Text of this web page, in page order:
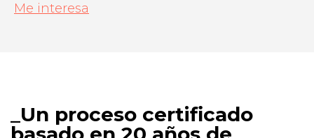
Me interesa
Un proceso certificado